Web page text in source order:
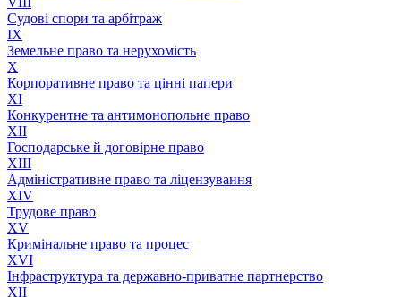
Судові спори та арбітраж
IX
Земельне право та нерухомість
X
Корпоративне право та цінні папери
XI
Конкурентне та антимонопольне право
XII
Господарське й договірне право
XIII
Адмiнiстративне право та лiцензування
XIV
Трудове право
XV
Кримінальне право та процес
XVI
Інфраструктура та державно-приватне партнерство
XII